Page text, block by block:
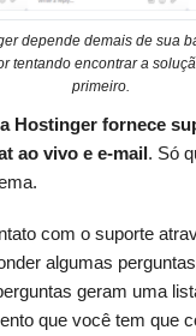
depende demais de sua
tentando encontrar a
primeiro.
a Hostinger fornece
ao vivo e e-mail. Só
com o suporte
algumas
geram uma
que você tem que